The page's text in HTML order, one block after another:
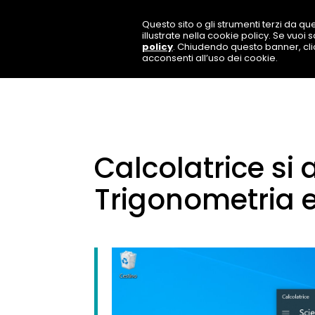
Calcolatrice si
Trigonometria
Questo sito o gli strumenti terzi da
illustrate nella cookie policy. Se vuoi
policy. Chiudendo questo banner,
acconsenti all’uso dei cookie.